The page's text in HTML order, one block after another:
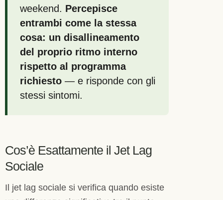
weekend. Percepisce
entrambi come la stessa
cosa: un disallineamento
del proprio ritmo interno
rispetto al programma
richiesto — e risponde con gli
stessi sintomi.
Cos’è Esattamente il Jet Lag
Sociale
Il jet lag sociale si verifica quando esiste